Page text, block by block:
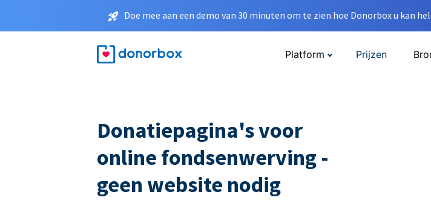
Doe mee aan een demo van 30 minuten om te zien hoe Donorbox u kan
Platform Prijzen
Donatiepagina's voor
online fondsenwerving -
geen website nodig